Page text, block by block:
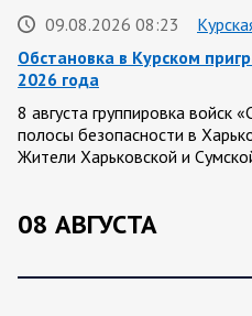
09.08.2026 08:23
Обстановка в Курском
2026 года
8 августа группировка войск
полосы безопасности в
Жители Харьковской и
08 АВГУСТА